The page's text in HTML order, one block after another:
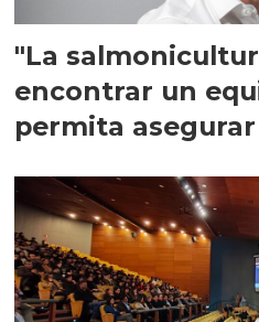
"La
encontrar un
permita asegurar